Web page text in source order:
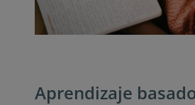
Aprendizaje